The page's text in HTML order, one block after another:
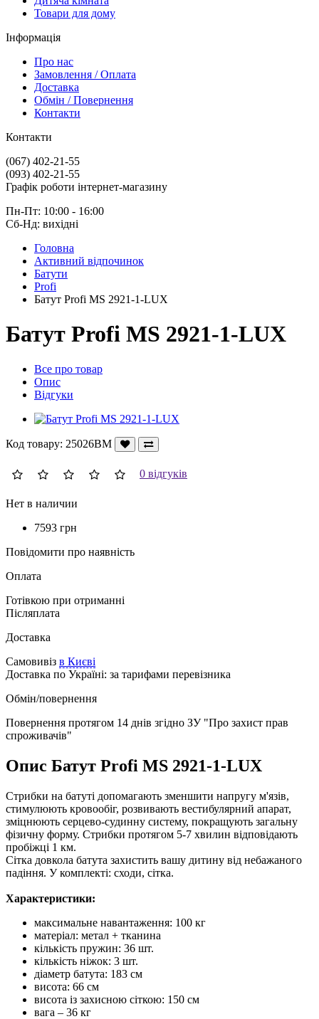
Товари для дому
Інформація
Про нас
Замовлення / Оплата
Доставка
Обмін / Повернення
Контакти
Контакти
(067) 402-21-55
(093) 402-21-55
Графік роботи інтернет-магазину
Пн-Пт: 10:00 - 16:00
Сб-Нд: вихідні
Головна
Активний відпочинок
Батути
Profi
Батут Profi MS 2921-1-LUX
Батут Profi MS 2921-1-LUX
Все про товар
Опис
Відгуки
Код товару: 25026BM
0 відгуків
Нет в наличии
7593 грн
Повідомити про наявність
Оплата
Готівкою при отриманні
Післяплата
Доставка
Самовивіз в Києві
Доставка по Україні: за тарифами перевізника
Обмін/повернення
Повернення протягом 14 днів згідно ЗУ "Про захист прав
спроживачів"
Опис Батут Profi MS 2921-1-LUX
Стрибки на батуті допомагають зменшити напругу м'язів,
стимулюють кровообіг, розвивають вестибулярний апарат,
зміцнюють серцево-судинну систему, покращують загальну
фізичну форму. Стрибки протягом 5-7 хвилин відповідають
пробіжці 1 км.
Сітка довкола батута захистить вашу дитину від небажаного
падіння. У комплекті: сходи, сітка.
Характеристики:
максимальне навантаження: 100 кг
матеріал: метал + тканина
кількість пружин: 36 шт.
кількість ніжок: 3 шт.
діаметр батута: 183 см
висота: 66 см
висота із захисною сіткою: 150 см
вага – 36 кг